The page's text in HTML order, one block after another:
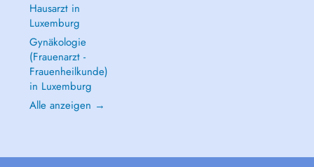
Hausarzt in
Luxemburg
Gynäkologie
(Frauenarzt -
Frauenheilkunde)
in Luxemburg
Alle anzeigen →